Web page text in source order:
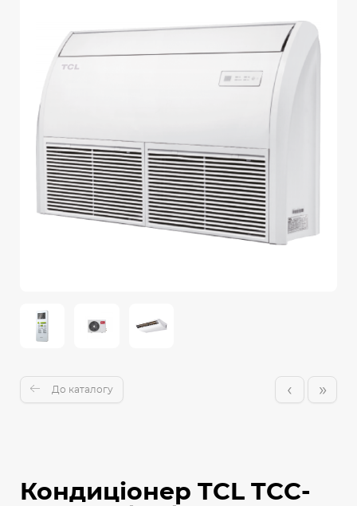
До каталогу ‹ »
Кондиціонер TCL TCC-